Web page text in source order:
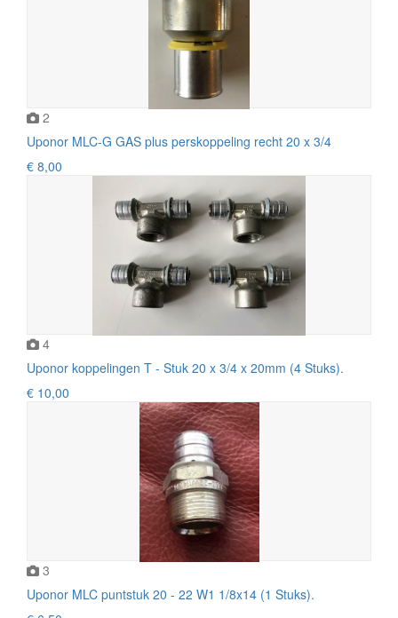
2
Uponor MLC-G GAS plus perskoppeling recht 20 x 3/4
€ 8,00
4
Uponor koppelingen T - Stuk 20 x 3/4 x 20mm (4 Stuks).
€ 10,00
3
Uponor MLC puntstuk 20 - 22 W1 1/8x14 (1 Stuks).